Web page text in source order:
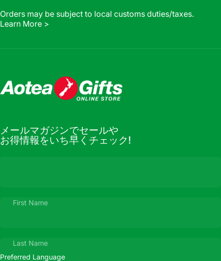
Orders may be subject to local customs duties/taxes.
Learn More >
Aotea Gifts Online
メールマガジンでセールや
お得情報をいち早くチェック!
First Name
Last Name